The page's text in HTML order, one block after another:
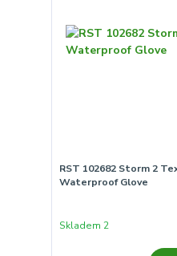
RST 102682 Storm 2
Waterproof Glove
Skladem 2